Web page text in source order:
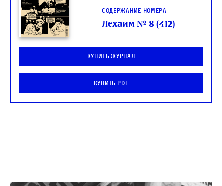
Содержание номера
Лехаим № 8 (412)
Купить журнал
Купить PDF